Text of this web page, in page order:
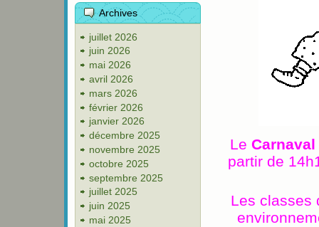
Archives
juillet 2026
juin 2026
mai 2026
avril 2026
mars 2026
février 2026
janvier 2026
décembre 2025
novembre 2025
octobre 2025
septembre 2025
juillet 2025
juin 2025
mai 2025
Le Carnaval
partir de
Les classes